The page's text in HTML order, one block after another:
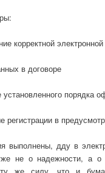
корректной
в договоре
порядка
регистрации в
выполнены, дду в
не о надежности, а о